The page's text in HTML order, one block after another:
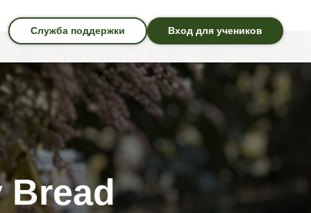
Служба поддержки Вход для учеников
Bread